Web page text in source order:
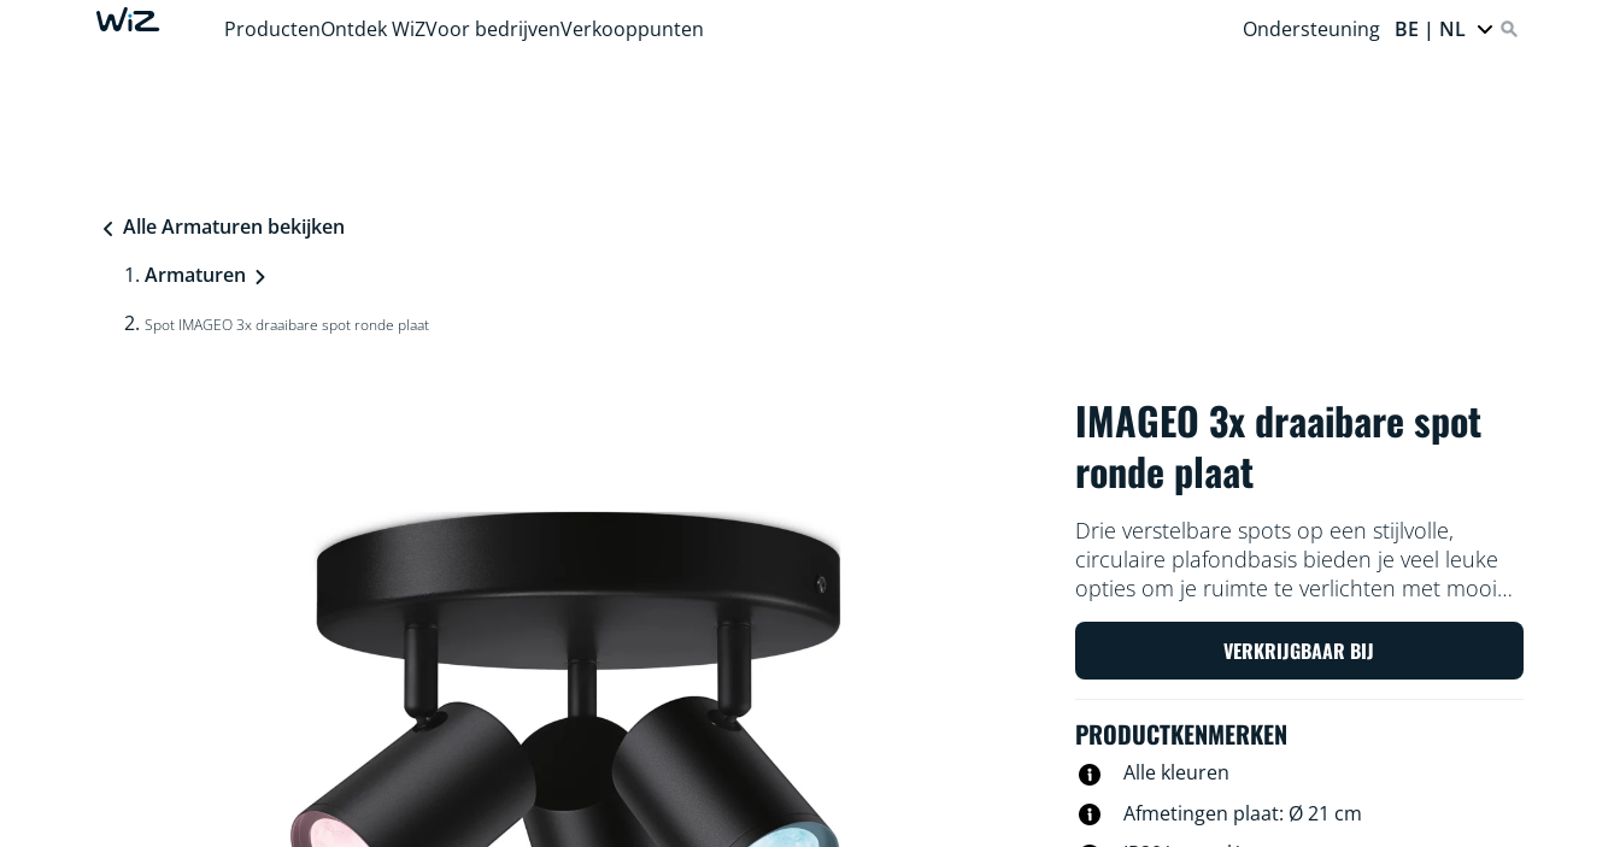
ProductenOntdek WiZVoor bedrijvenVerkooppunten Ondersteuning BE | NL
Alle Armaturen bekijken
Armaturen
Spot IMAGEO 3x draaibare spot ronde plaat
IMAGEO 3x draaibare spot
ronde plaat
Drie verstelbare spots op een stijlvolle,
circulaire plafondbasis bieden je veel leuke
opties om je ruimte te verlichten met mooi
kleurrijk licht. Kies eenvoudig een lichtscène
voor een specifieke activiteit of laat de app al
het werk doen met geautomatiseerde
van het perfecte licht.
VERKRIJGBAAR BIJ
PRODUCTKENMERKEN
Alle kleuren
Afmetingen plaat: Ø 21 cm